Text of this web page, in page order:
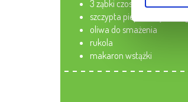
3 ząbki czosnku
szczypta pieprzu kajeńskiego
oliwa do smażenia
rukola
makaron wstążki